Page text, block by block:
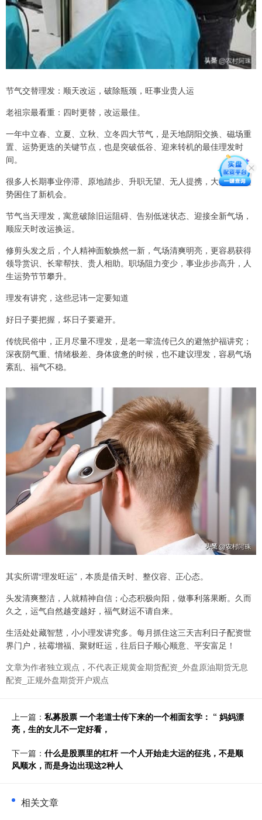
节气交替理发：顺天改运，破除瓶颈，旺事业贵人运
老祖宗最看重：四时更替，改运最佳。
一年中立春、立夏、立秋、立冬四大节气，是天地阴阳交换、磁场重
置、运势更迭的关键节点，也是突破低谷、迎来转机的最佳理发时
间。
很多人长期事业停滞、原地踏步、升职无望、无人提携，大多是旧运
势困住了新机会。
节气当天理发，寓意破除旧运阻碍、告别低迷状态、迎接全新气场，
顺应天时改运换运。
修剪头发之后，个人精神面貌焕然一新，气场清爽明亮，更容易获得
领导赏识、长辈帮扶、贵人相助。职场阻力变少，事业步步高升，人
生运势节节攀升。
理发有讲究，这些忌讳一定要知道
好日子要把握，坏日子要避开。
传统民俗中，正月尽量不理发，是老一辈流传已久的避煞护福讲究；
深夜阴气重、情绪极差、身体疲惫的时候，也不建议理发，容易气场
紊乱、福气不稳。
其实所谓“理发旺运”，本质是借天时、整仪容、正心态。
头发清爽整洁，人就精神自信；心态积极向阳，做事利落果断。久而
久之，运气自然越变越好，福气财运不请自来。
生活处处藏智慧，小小理发讲究多。每月抓住这三天吉利日子配资世
界门户，祛霉增福、聚财旺运，往后日子顺心顺意、平安富足！
文章为作者独立观点，不代表正规黄金期货配资_外盘原油期货无息
配资_正规外盘期货开户观点
上一篇： 私募股票 一个老道士传下来的一个相面玄学： “ 妈妈漂
亮，生的女儿不一定好看，
下一篇： 什么是股票里的杠杆 一个人开始走大运的征兆，不是顺
风顺水，而是身边出现这2种人
相关文章